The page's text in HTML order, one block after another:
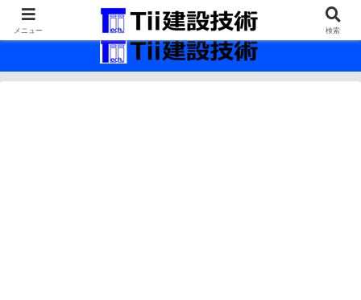
最新の建設技術の情報インフラ。
メニュー 検索